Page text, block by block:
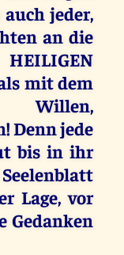
jeder,
an die
mit dem
Willen,
Denn jede
bis in ihr
Lage, vor
Gedanken